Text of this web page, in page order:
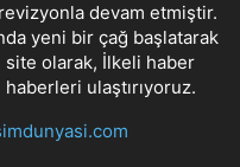
devam etmiştir.
yeni bir çağ başlatarak
site olarak, İlkeli haber
haberleri ulaştırıyoruz.